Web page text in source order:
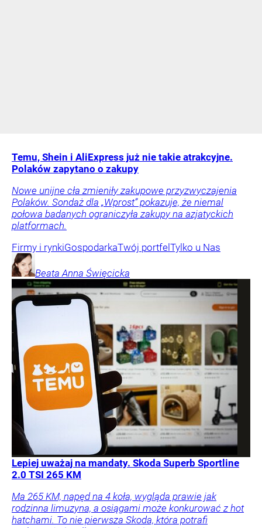
Temu, Shein i AliExpress już nie takie atrakcyjne.
Polaków zapytano o zakupy
Nowe unijne cła zmieniły zakupowe przyzwyczajenia
Polaków. Sondaż dla „Wprost” pokazuje, że niemal
połowa badanych ograniczyła zakupy na azjatyckich
platformach.
Firmy i rynkiGospodarkaTwój portfel Tylko u Nas
Beata Anna Święcicka
Lepiej uważaj na mandaty. Skoda Superb Sportline
2.0 TSI 265 KM
Ma 265 KM, napęd na 4 koła, wygląda prawie jak
rodzinna limuzyna, a osiągami może konkurować z hot
hatchami. To nie pierwsza Skoda, która potrafi